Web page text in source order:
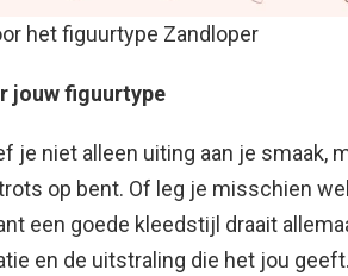
het figuurtype Zandloper
jouw figuurtype
je niet alleen uiting aan je smaak,
op bent. Of leg je misschien
een goede kleedstijl draait
en de uitstraling die het jou